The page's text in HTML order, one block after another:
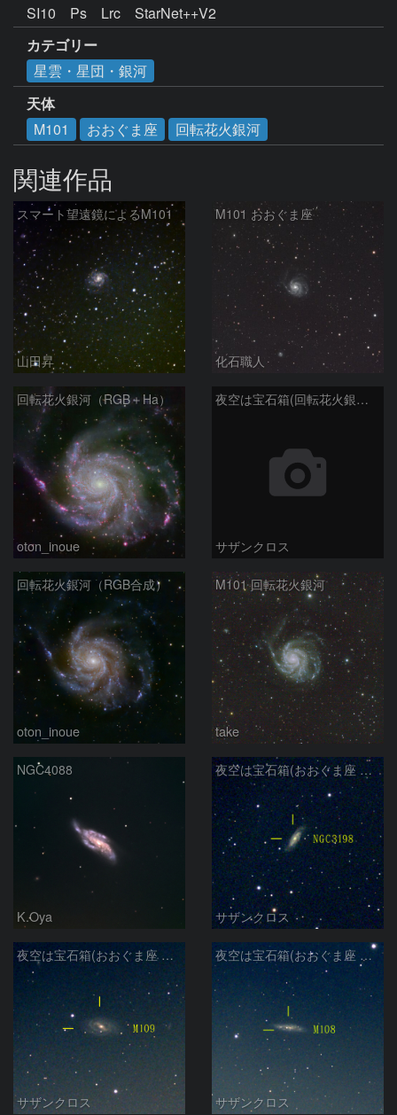
SI10　Ps　Lrc　StarNet++V2
カテゴリー
星雲・星団・銀河
天体
M101
おおぐま座 回転花火銀河
関連作品
スマート望遠鏡によるM101
山田昇
M101 おおぐま座
化石職人
回転花火銀河（RGB＋Ha）
oton_inoue
夜空は宝石箱(回転花火銀河 M101) Seestar50
サザンクロス
回転花火銀河（RGB合成）
oton_inoue
M101 回転花火銀河
take
NGC4088
K.Oya
夜空は宝石箱(おおぐま座 NGC3198) Seestar50
サザンクロス
夜空は宝石箱(おおぐま座 M109) Seestar50
サザンクロス
夜空は宝石箱(おおぐま座 M108) Seestar50
サザンクロス